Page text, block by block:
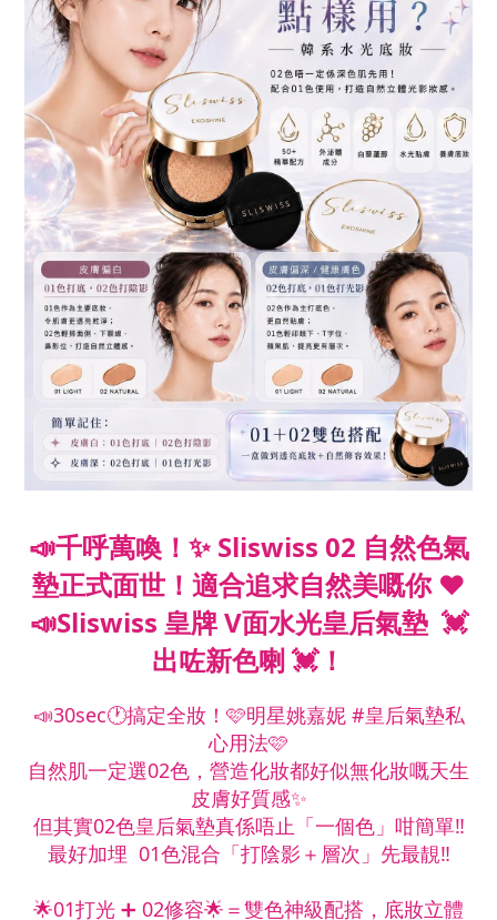
📣千呼萬喚！✨ Sliswiss 02 自然色氣
墊正式面世！適合追求自然美嘅你 ❤️
📣Sliswiss 皇牌 V面水光皇后氣墊 💓
出咗新色喇 💓！
📣30sec🕐搞定全妝！🩷明星姚嘉妮 #皇后氣墊私
心用法🩷
自然肌一定選02色，營造化妝都好似無化妝嘅天生
皮膚好質感✨
但其實02色皇后氣墊真係唔止「一個色」咁簡單‼️
最好加埋 01色混合「打陰影＋層次」先最靚‼️
🌟01打光 ➕ 02修容🌟＝雙色神級配搭，底妝立體